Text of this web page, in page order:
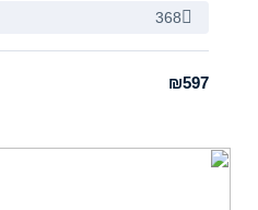
368
₪597